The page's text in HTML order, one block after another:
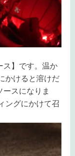
ス】です。温か
かけると溶けだ
ースになりま
ングにかけて召